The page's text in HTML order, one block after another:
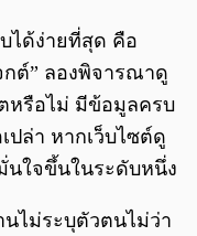
ได้ง่ายที่สุด คือ
กต์” ลองพิจารณาดู
หรือไม่ มีข้อมูลครบ
ปล่า หากเว็บไซต์ดู
นใจขึ้นในระดับหนึ่ง
ไม่ระบุตัวตนไม่ว่า